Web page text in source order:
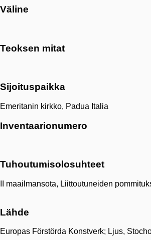
Väline
Teoksen mitat
Sijoituspaikka
Emeritanin kirkko, Padua Italia
Inventaarionumero
Tuhoutumisolosuhteet
II maailmansota, Liittoutuneiden
Lähde
Europas Förstörda Konstverk; Ljus,